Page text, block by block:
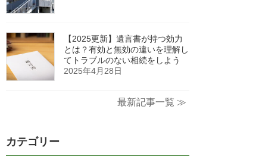
【2025更新】遺言書が持つ効力
とは？有効と無効の違いを理解し
てトラブルのない相続をしよう
2025年4月28日
最新記事一覧 ≫
カテゴリー